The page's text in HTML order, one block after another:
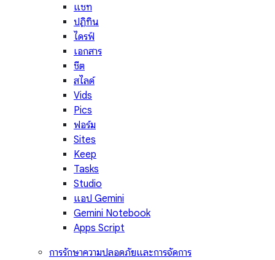
แชท
ปฏิทิน
ไดรฟ์
เอกสาร
ชีต
สไลด์
Vids
Pics
ฟอร์ม
Sites
Keep
Tasks
Studio
แอป Gemini
Gemini Notebook
Apps Script
การรักษาความปลอดภัยและการจัดการ